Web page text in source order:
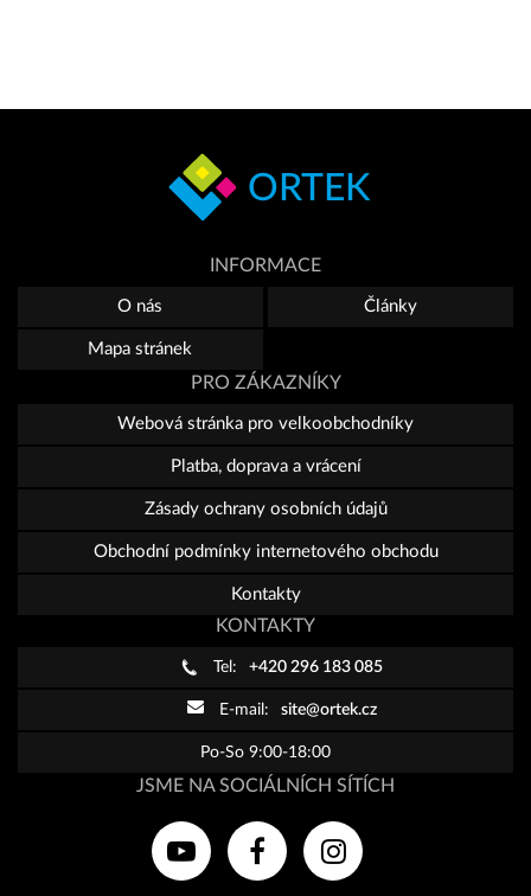
ORTEK
INFORMACE
O nás Články
Mapa stránek
PRO ZÁKAZNÍKY
Webová stránka pro velkoobchodníky
Platba, doprava a vrácení
Zásady ochrany osobních údajů
Obchodní podmínky internetového obchodu
Kontakty
KONTAKTY
Tel: +420 296 183 085
E-mail: site@ortek.cz
Po-So 9:00-18:00
JSME NA SOCIÁLNÍCH SÍTÍCH